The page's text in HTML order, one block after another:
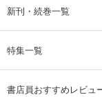
新刊・続巻一覧
特集一覧
書店員おすすめレビュ